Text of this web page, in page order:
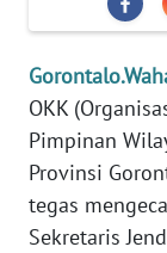
OKK
Pimpinan
Provinsi
tegas
Sekretaris
BANTEN
WN
NTT
WN